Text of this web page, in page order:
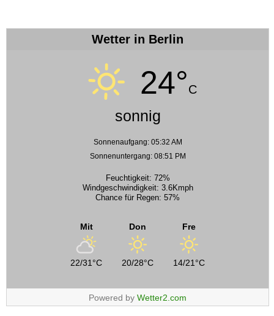
Wetter in Berlin
24°C
sonnig
Sonnenaufgang: 05:32 AM
Sonnenuntergang: 08:51 PM
Feuchtigkeit: 72%
Windgeschwindigkeit: 3.6Kmph
Chance für Regen: 57%
Mit
22/31°C
Don
20/28°C
Fre
14/21°C
Powered by Wetter2.com